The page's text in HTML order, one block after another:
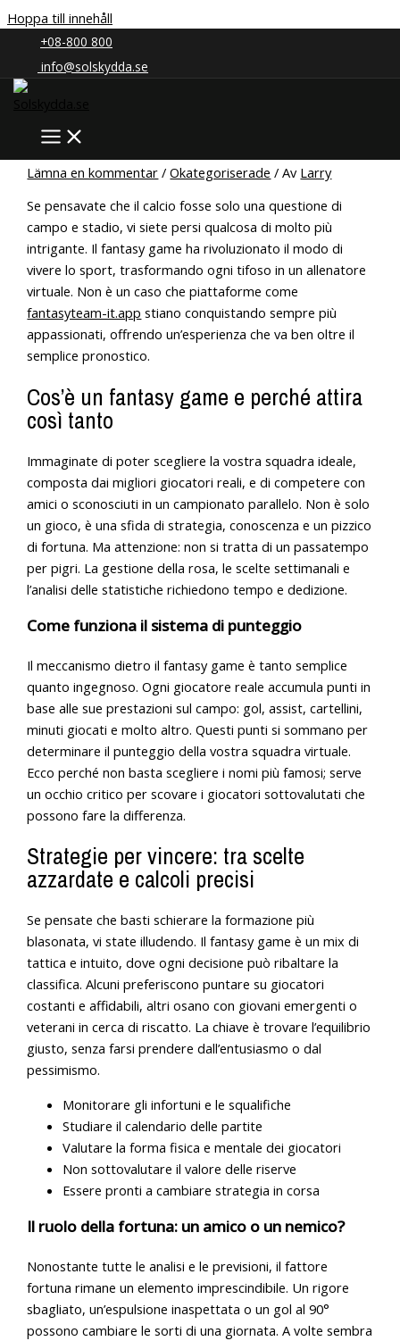
Hoppa till innehåll
+08-800 800
info@solskydda.se
Okategoriserade
Il mondo dei fantasy game: un
fenomeno che non smette di
sorprendere
Lämna en kommentar /Okategoriserade / Av Larry
Se pensavate che il calcio fosse solo una questione di
campo e stadio, vi siete persi qualcosa di molto più
intrigante. Il fantasy game ha rivoluzionato il modo di
vivere lo sport, trasformando ogni tifoso in un allenatore
virtuale. Non è un caso che piattaforme come
fantasyteam-it.app stiano conquistando sempre più
appassionati, offrendo un’esperienza che va ben oltre il
semplice pronostico.
Cos’è un fantasy game e perché attira
così tanto
Immaginate di poter scegliere la vostra squadra ideale,
composta dai migliori giocatori reali, e di competere con
amici o sconosciuti in un campionato parallelo. Non è solo
un gioco, è una sfida di strategia, conoscenza e un pizzico
di fortuna. Ma attenzione: non si tratta di un passatempo
per pigri. La gestione della rosa, le scelte settimanali e
l’analisi delle statistiche richiedono tempo e dedizione.
Come funziona il sistema di punteggio
Il meccanismo dietro il fantasy game è tanto semplice
quanto ingegnoso. Ogni giocatore reale accumula punti in
base alle sue prestazioni sul campo: gol, assist, cartellini,
minuti giocati e molto altro. Questi punti si sommano per
determinare il punteggio della vostra squadra virtuale.
Ecco perché non basta scegliere i nomi più famosi; serve
un occhio critico per scovare i giocatori sottovalutati che
possono fare la differenza.
Strategie per vincere: tra scelte
azzardate e calcoli precisi
Se pensate che basti schierare la formazione più
blasonata, vi state illudendo. Il fantasy game è un mix di
tattica e intuito, dove ogni decisione può ribaltare la
classifica. Alcuni preferiscono puntare su giocatori
costanti e affidabili, altri osano con giovani emergenti o
veterani in cerca di riscatto. La chiave è trovare l’equilibrio
giusto, senza farsi prendere dall’entusiasmo o dal
pessimismo.
Monitorare gli infortuni e le squalifiche
Studiare il calendario delle partite
Valutare la forma fisica e mentale dei giocatori
Non sottovalutare il valore delle riserve
Essere pronti a cambiare strategia in corsa
Il ruolo della fortuna: un amico o un nemico?
Nonostante tutte le analisi e le previsioni, il fattore
fortuna rimane un elemento imprescindibile. Un rigore
sbagliato, un’espulsione inaspettata o un gol al 90°
possono cambiare le sorti di una giornata. A volte sembra